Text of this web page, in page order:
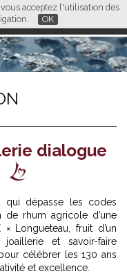
acceptez l'utilisation des
OK
EN CN
dialogue
qui dépasse les codes
de rhum agricole d’une
Longueteau, fruit d’un
joaillerie et savoir-faire
célébrer les 130 ans
et excellence.